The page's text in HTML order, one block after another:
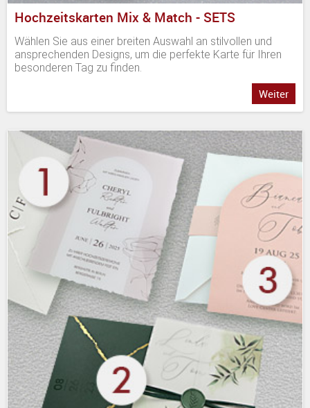
Hochzeitskarten Mix & Match - SETS
Wählen Sie aus einer breiten Auswahl an stilvollen und
ansprechenden Designs, um die perfekte Karte für Ihren
besonderen Tag zu finden.
Weiter